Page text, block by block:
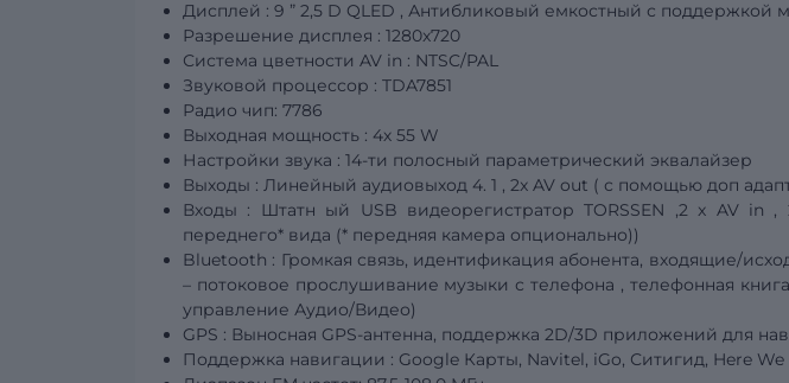
Дисплей : 9 ” 2,5 D QLED , Антибликовый емкостный с поддержкой
Разрешение дисплея : 1280x720
Система цветности AV in : NTSC/PAL
Звуковой процессор : TDA7851
Радио чип: 7786
Выходная мощность : 4х 55 W
Настройки звука : 14-ти полосный параметрический эквалайзер
Выходы : Линейный аудиовыход 4. 1 , 2x AV out ( с помощью доп
Входы : Штатн ый USB видеорегистраторTORSSEN ,2 x AV in ,
переднего* вида (* передняя камера опционально))
Bluetooth : Громкая связь, идентификация абонента, входящие/
– потоковое прослушивание музыки с телефона , телефонная
управление Аудио/Видео)
GPS : Выносная GPS-антенна, поддержка 2D/3D приложений для
Поддержка навигации : Google Карты, Navitel, iGo, Ситигид, Here We